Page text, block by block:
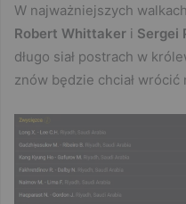
W najważniejszych walkach
Robert Whittaker i Sergei
długo siał postrach w
znów będzie chciał